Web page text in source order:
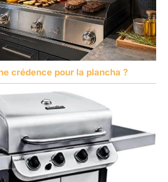
crédence pour la plancha ?